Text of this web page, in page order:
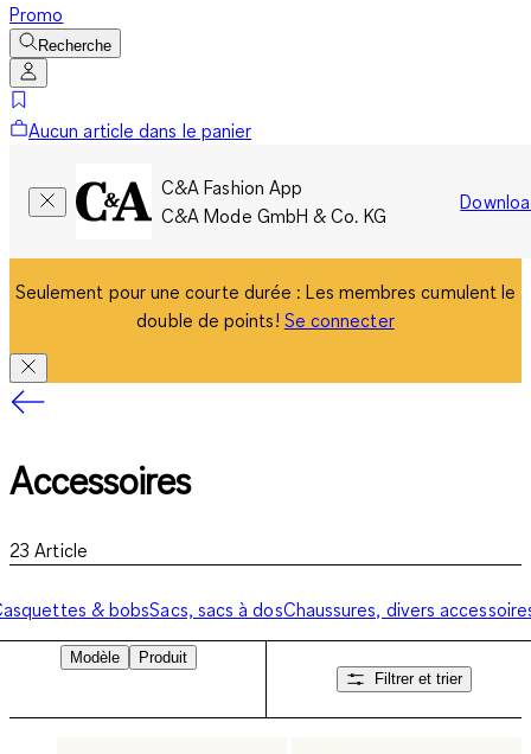
Promo
Recherche
Aucun article dans le panier
C&A Fashion App
C&A Mode GmbH & Co. KG
Seulement pour une courte durée : Les membres cumulent le
double de points! Se connecter
Accessoires
23 Article
& bobsSacs, sacs à dosChaussures, divers
Modèle
Produit
Filtrer et trier